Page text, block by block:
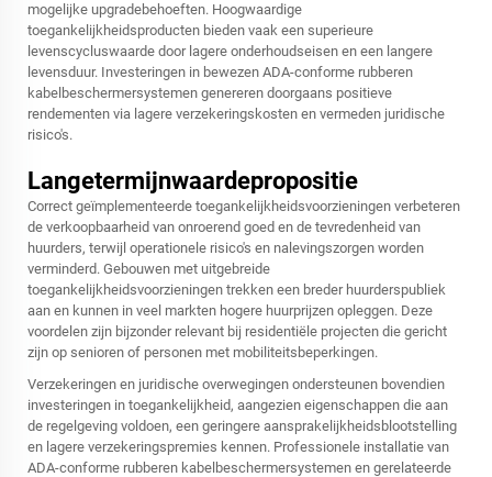
mogelijke upgradebehoeften. Hoogwaardige
toegankelijkheidsproducten bieden vaak een superieure
levenscycluswaarde door lagere onderhoudseisen en een langere
levensduur. Investeringen in bewezen ADA-conforme rubberen
kabelbeschermersystemen genereren doorgaans positieve
rendementen via lagere verzekeringskosten en vermeden juridische
risico's.
Langetermijnwaardepropositie
Correct geïmplementeerde toegankelijkheidsvoorzieningen verbeteren
de verkoopbaarheid van onroerend goed en de tevredenheid van
huurders, terwijl operationele risico's en nalevingszorgen worden
verminderd. Gebouwen met uitgebreide
toegankelijkheidsvoorzieningen trekken een breder huurderspubliek
aan en kunnen in veel markten hogere huurprijzen opleggen. Deze
voordelen zijn bijzonder relevant bij residentiële projecten die gericht
zijn op senioren of personen met mobiliteitsbeperkingen.
Verzekeringen en juridische overwegingen ondersteunen bovendien
investeringen in toegankelijkheid, aangezien eigenschappen die aan
de regelgeving voldoen, een geringere aansprakelijkheidsblootstelling
en lagere verzekeringspremies kennen. Professionele installatie van
ADA-conforme rubberen kabelbeschermersystemen en gerelateerde